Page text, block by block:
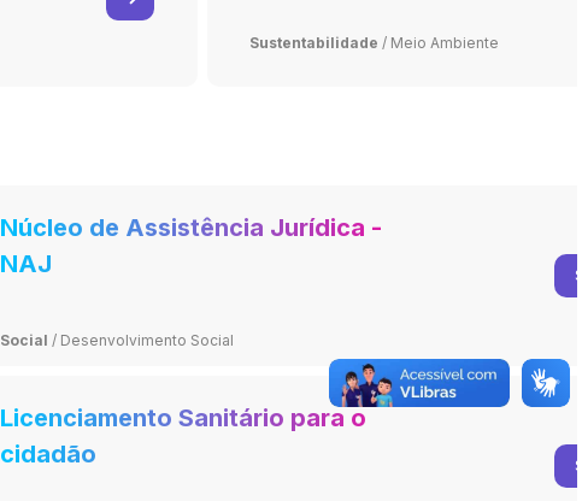
Sustentabilidade / Meio Ambiente
Núcleo de Assistência Jurídica -
NAJ
Social / Desenvolvimento Social
Licenciamento Sanitário para o
cidadão